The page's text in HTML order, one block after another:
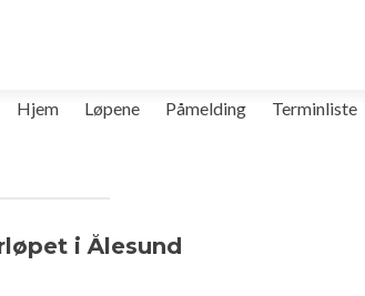
Gå
Hjem Løpene Påmelding Terminliste
i Ålesund